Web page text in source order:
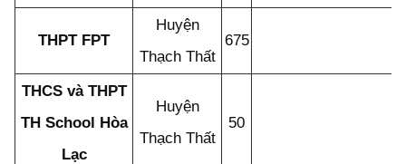
THPT FPT
Huyện
Thạch Thất
675
THCS và THPT
TH School Hòa
Lạc
Huyện
Thạch Thất
50